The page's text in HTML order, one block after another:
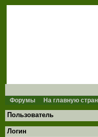
Форумы На главную
Пользователь
Логин